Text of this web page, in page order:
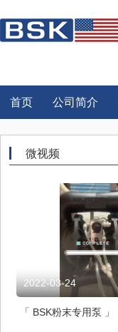
首页 公司简介
微视频
2022-03-24
「 BSK粉末专用泵 」